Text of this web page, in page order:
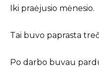
Iki praėjusio mėnesio.
Tai buvo paprasta
Po darbo buvau